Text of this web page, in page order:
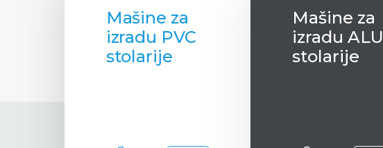
Mašine za
izradu PVC
stolarije
Mašine za
izradu ALU
stolarije